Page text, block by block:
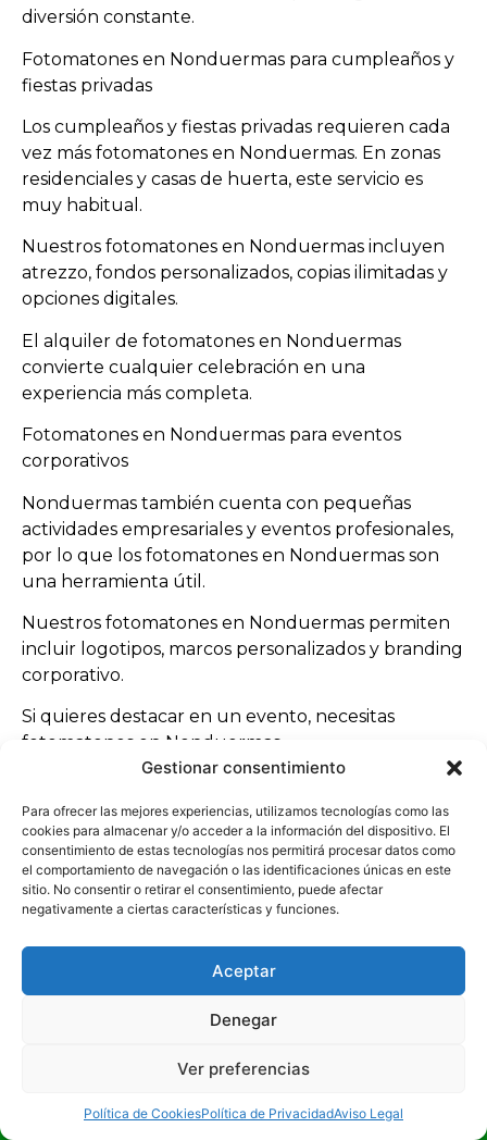
Gestionar consentimiento
Para ofrecer las mejores experiencias, utilizamos tecnologías como las
cookies para almacenar y/o acceder a la información del dispositivo. El
consentimiento de estas tecnologías nos permitirá procesar datos como
el comportamiento de navegación o las identificaciones únicas en este
sitio. No consentir o retirar el consentimiento, puede afectar
negativamente a ciertas características y funciones.
Aceptar
Denegar
Ver preferencias
Política de CookiesPolítica de PrivacidadAviso Legal
diversión constante.
Fotomatones en Nonduermas para cumpleaños y
fiestas privadas
Los cumpleaños y fiestas privadas requieren cada
vez más fotomatones en Nonduermas. En zonas
residenciales y casas de huerta, este servicio es
muy habitual.
Nuestros fotomatones en Nonduermas incluyen
atrezzo, fondos personalizados, copias ilimitadas y
opciones digitales.
El alquiler de fotomatones en Nonduermas
convierte cualquier celebración en una
experiencia más completa.
Fotomatones en Nonduermas para eventos
corporativos
Nonduermas también cuenta con pequeñas
actividades empresariales y eventos profesionales,
por lo que los fotomatones en Nonduermas son
una herramienta útil.
Nuestros fotomatones en Nonduermas permiten
incluir logotipos, marcos personalizados y branding
corporativo.
Si quieres destacar en un evento, necesitas
fotomatones en Nonduermas.
imprescindible
Nonduermas presenta características que hacen
que los fotomatones en Nonduermas sean una
opción clave:
Proximidad a Murcia capital
Alta actividad social en viviendas
Entorno de huerta con celebraciones privadas
Viviendas tradicionales amplias
Nonduermas sean imprescindibles.
¡LLÁMANOS!